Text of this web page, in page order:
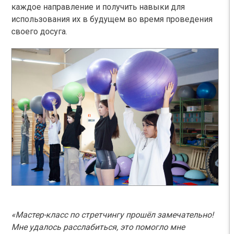
каждое направление и получить навыки для
использования их в будущем во время проведения
своего досуга.
«Мастер-класс по стретчингу прошёл замечательно!
Мне удалось расслабиться, это помогло мне